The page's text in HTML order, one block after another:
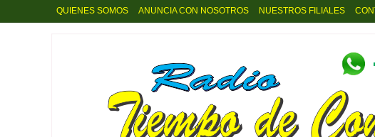
QUIENES SOMOS ANUNCIA CON NOSOTROS NUESTROS FILIALES